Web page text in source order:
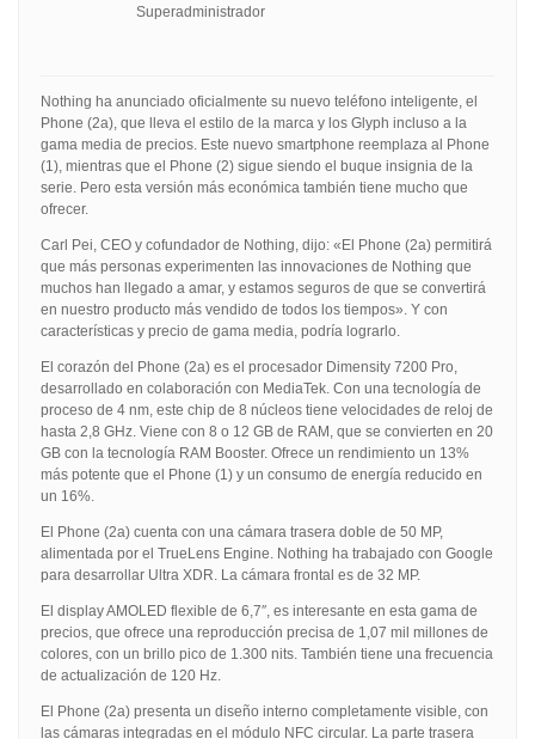
Superadministrador
Nothing ha anunciado oficialmente su nuevo teléfono inteligente, el
Phone (2a), que lleva el estilo de la marca y los Glyph incluso a la
gama media de precios. Este nuevo smartphone reemplaza al Phone
(1), mientras que el Phone (2) sigue siendo el buque insignia de la
serie. Pero esta versión más económica también tiene mucho que
ofrecer.
Carl Pei, CEO y cofundador de Nothing, dijo: «El Phone (2a) permitirá
que más personas experimenten las innovaciones de Nothing que
muchos han llegado a amar, y estamos seguros de que se convertirá
en nuestro producto más vendido de todos los tiempos». Y con
características y precio de gama media, podría lograrlo.
El corazón del Phone (2a) es el procesador Dimensity 7200 Pro,
desarrollado en colaboración con MediaTek. Con una tecnología de
proceso de 4 nm, este chip de 8 núcleos tiene velocidades de reloj de
hasta 2,8 GHz. Viene con 8 o 12 GB de RAM, que se convierten en 20
GB con la tecnología RAM Booster. Ofrece un rendimiento un 13%
más potente que el Phone (1) y un consumo de energía reducido en
un 16%.
El Phone (2a) cuenta con una cámara trasera doble de 50 MP,
alimentada por el TrueLens Engine. Nothing ha trabajado con Google
para desarrollar Ultra XDR. La cámara frontal es de 32 MP.
El display AMOLED flexible de 6,7″, es interesante en esta gama de
precios, que ofrece una reproducción precisa de 1,07 mil millones de
colores, con un brillo pico de 1.300 nits. También tiene una frecuencia
de actualización de 120 Hz.
El Phone (2a) presenta un diseño interno completamente visible, con
las cámaras integradas en el módulo NFC circular. La parte trasera